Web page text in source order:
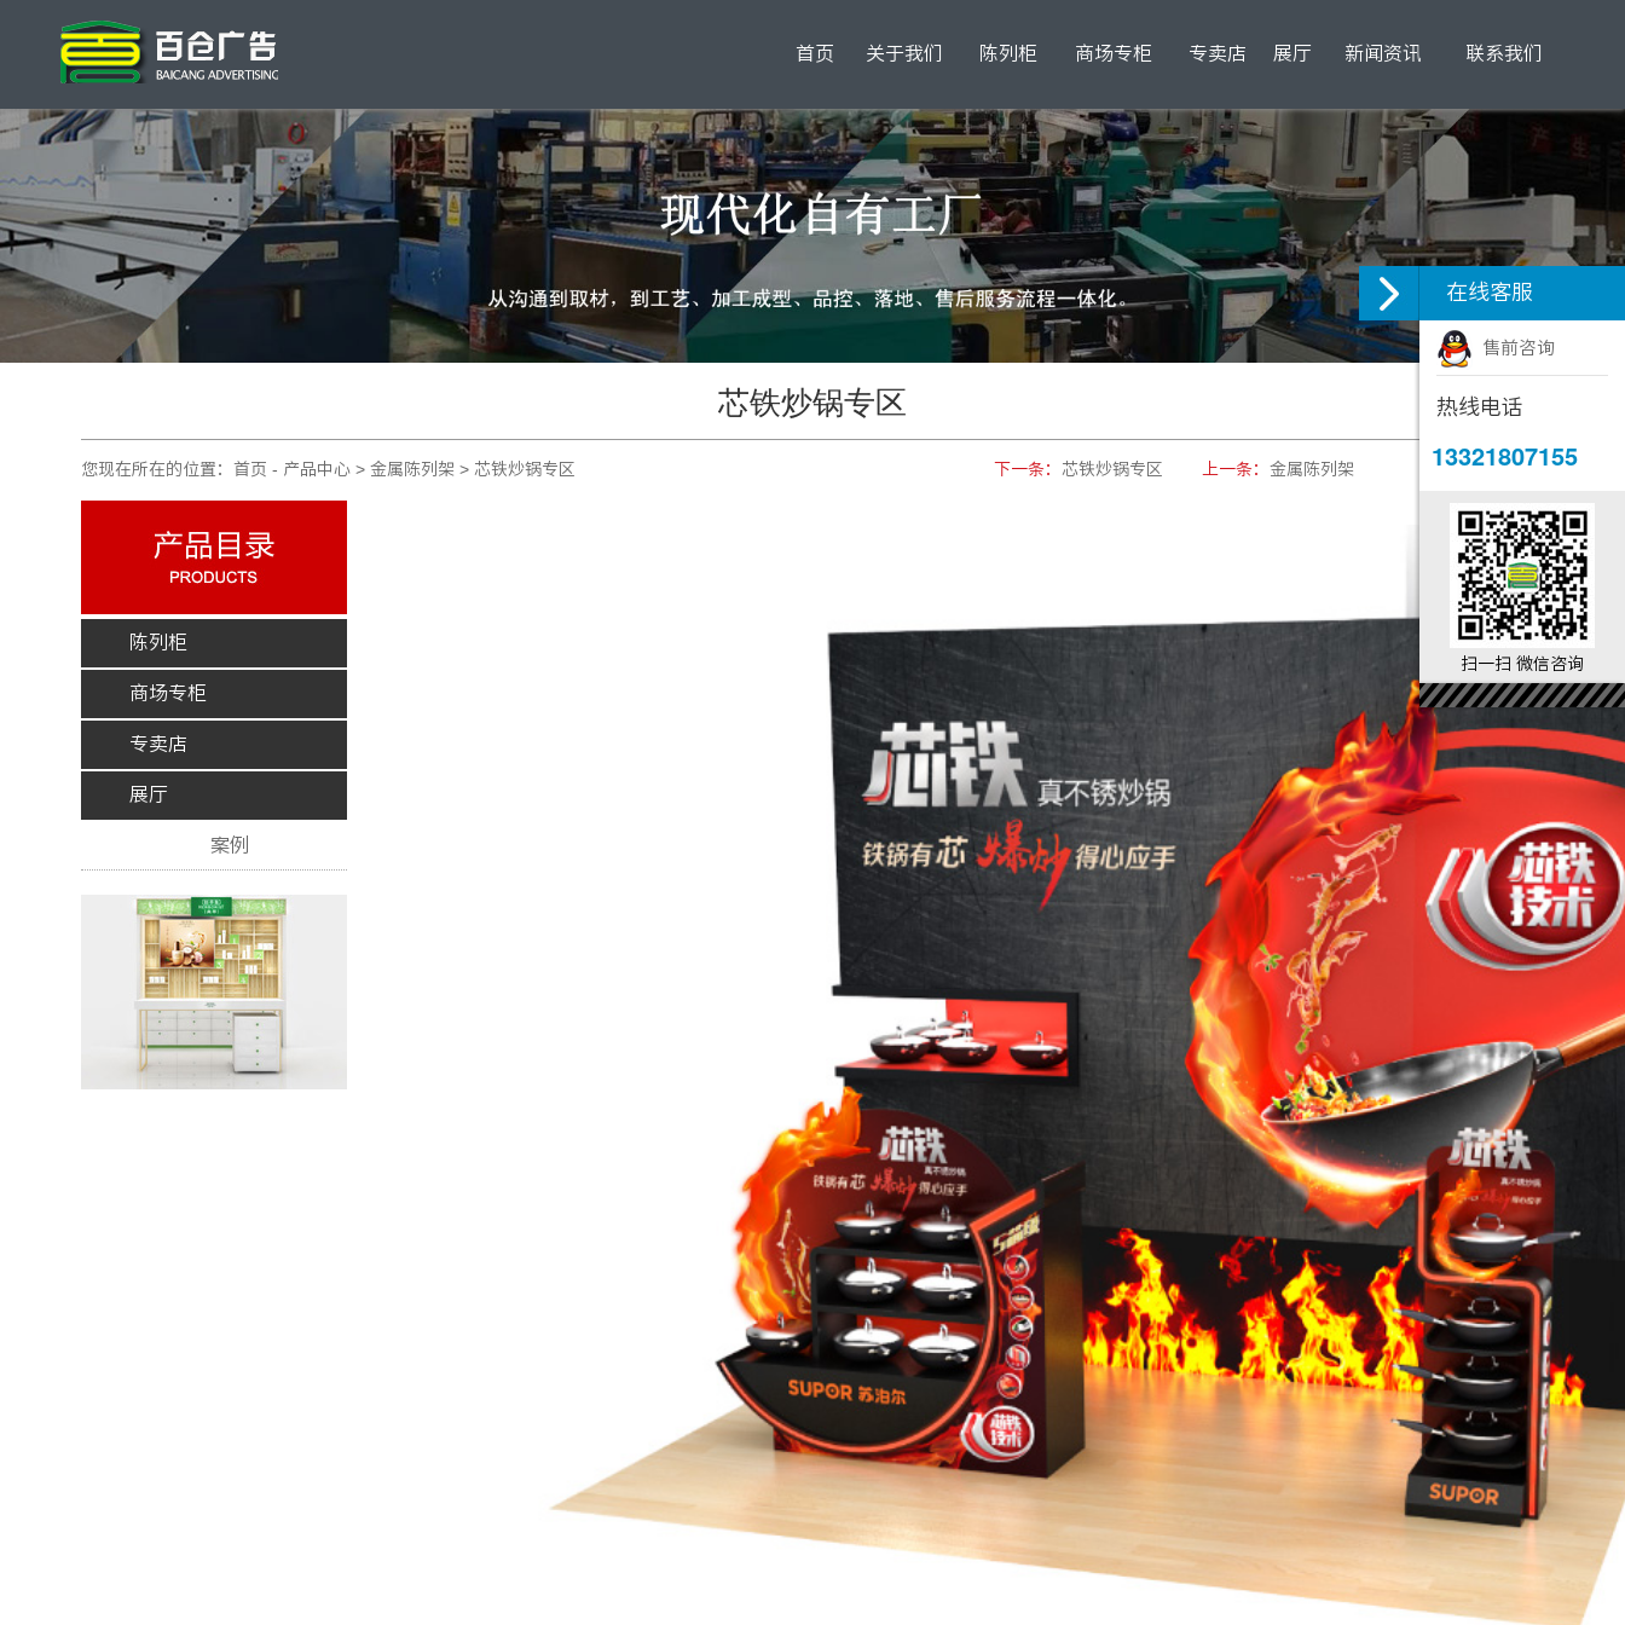
首页 关于我们 陈列柜 商场专柜 专卖店 展厅 新闻资讯 联系我们
在线客服
售前咨询
热线电话
13321807155
扫一扫 微信咨询
芯铁炒锅专区
您现在所在的位置：首页 - 产品中心 > 金属陈列架 > 芯铁炒锅专区 下一条： 芯铁炒锅专区 上一条：金属陈列架
陈列柜
商场专柜
专卖店
展厅
案例